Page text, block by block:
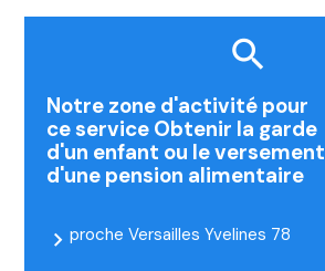
Notre zone d'activité pour
ce service Obtenir la garde
d'un enfant ou le versement
d'une pension alimentaire
proche Versailles Yvelines 78